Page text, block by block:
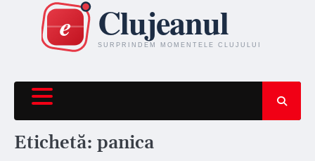
content
Etichetă: panica